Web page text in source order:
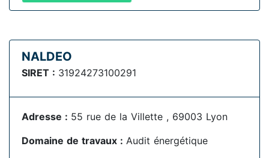
NALDEO
SIRET : 31924273100291
Adresse : 55 rue de la Villette , 69003 Lyon
Domaine de travaux : Audit énergétique